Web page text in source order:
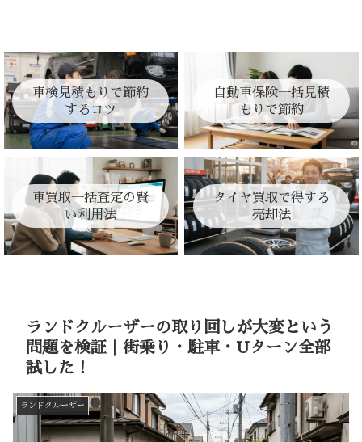
車検見積もりで節約
するコツ
自動車保険一括見積
もりで節約
車買取一括査定の賢
い利用法
タイヤ買取で得する
売却法
ランドクルーザーの取り回しが大変という
問題を検証｜街乗り・駐車・Uターン全部
試した！
ランドクルーザー